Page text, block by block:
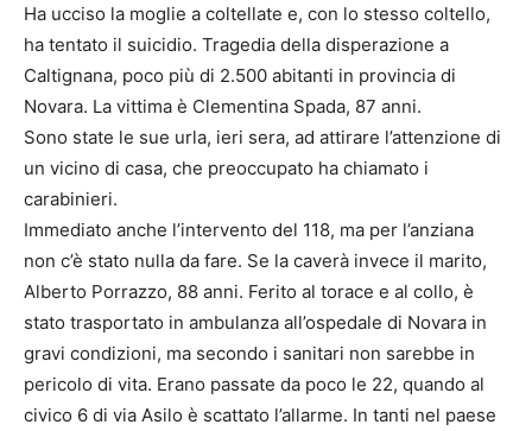
Ha ucciso la moglie a coltellate e, con lo stesso coltello,
ha tentato il suicidio. Tragedia della disperazione a
Caltignana, poco più di 2.500 abitanti in provincia di
Novara. La vittima è Clementina Spada, 87 anni.
Sono state le sue urla, ieri sera, ad attirare l’attenzione di
un vicino di casa, che preoccupato ha chiamato i
carabinieri.
Immediato anche l’intervento del 118, ma per l’anziana
non c’è stato nulla da fare. Se la caverà invece il marito,
Alberto Porrazzo, 88 anni. Ferito al torace e al collo, è
stato trasportato in ambulanza all’ospedale di Novara in
gravi condizioni, ma secondo i sanitari non sarebbe in
pericolo di vita. Erano passate da poco le 22, quando al
civico 6 di via Asilo è scattato l’allarme. In tanti nel paese